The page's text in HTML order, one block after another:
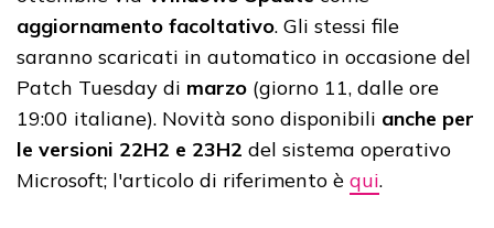
aggiornamento facoltativo. Gli stessi file
saranno scaricati in automatico in occasione del
Patch Tuesday di marzo (giorno 11, dalle ore
19:00 italiane). Novità sono disponibili anche per
le versioni 22H2 e 23H2 del sistema operativo
Microsoft; l'articolo di riferimento è qui.